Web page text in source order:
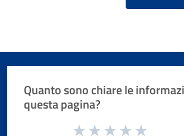
Quanto sono chiare le
questa pagina?
Valuta da 1 a 5 stelle la pagina